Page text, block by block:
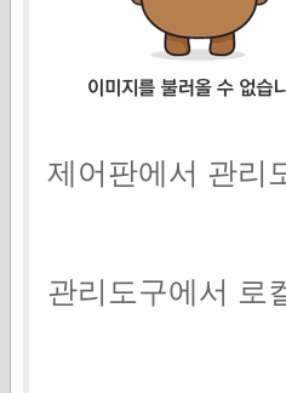
제어판에서 관리
관리도구에서 로